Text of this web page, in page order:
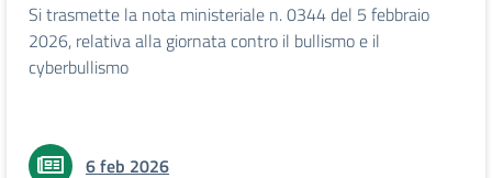
Si trasmette la nota ministeriale n. 0344 del 5 febbraio
2026, relativa alla giornata contro il bullismo e il
cyberbullismo
6 feb 2026